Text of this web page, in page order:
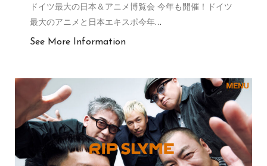
ドイツ最大の日本＆アニメ博覧会 今年も開催！ドイツ
最大のアニメと日本エキスポ今年…
See More Information